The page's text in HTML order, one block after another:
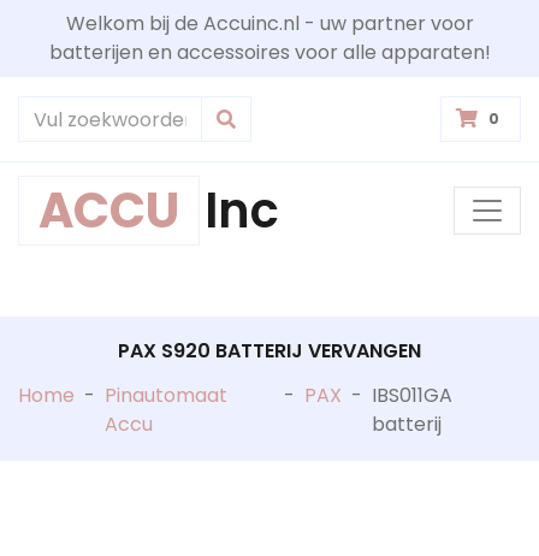
Welkom bij de Accuinc.nl - uw partner voor
batterijen en accessoires voor alle apparaten!
0
ACCU Inc
PAX S920 BATTERIJ VERVANGEN
Home - Pinautomaat
Accu
- PAX - IBS011GA
batterij